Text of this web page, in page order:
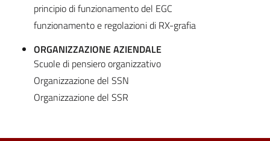
principio di funzionamento del EGC
funzionamento e regolazioni di RX-grafia
ORGANIZZAZIONE AZIENDALE
Scuole di pensiero organizzativo
Organizzazione del SSN
Organizzazione del SSR